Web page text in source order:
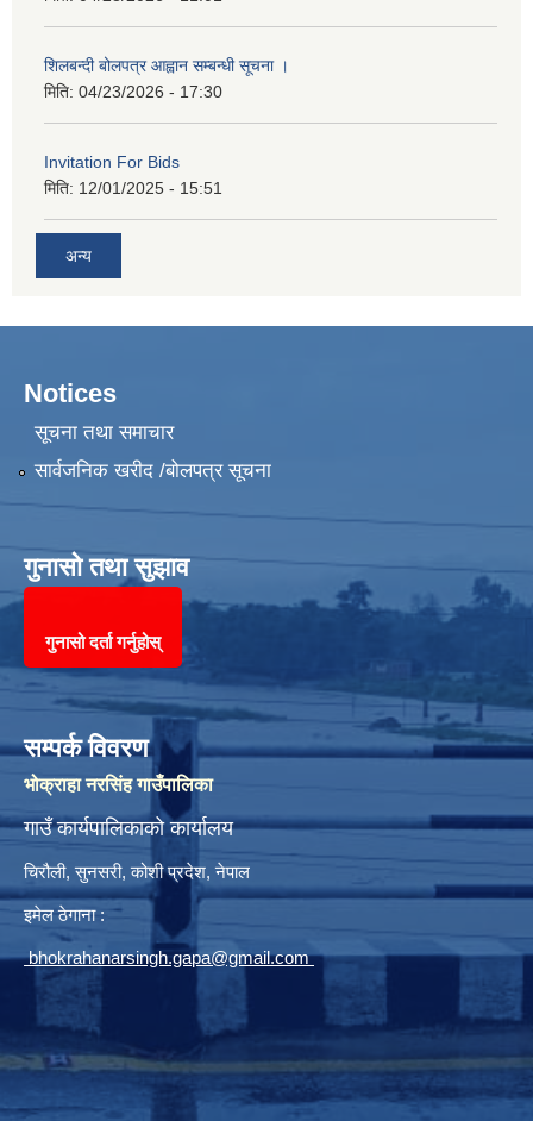
शिलबन्दी बोलपत्र आह्वान सम्बन्धी सूचना ।
मिति: 04/23/2026 - 17:30
Invitation For Bids
मिति: 12/01/2025 - 15:51
अन्य
Notices
सूचना तथा समाचार
सार्वजनिक खरीद /बोलपत्र सूचना
गुनासो तथा सुझाव
गुनासो दर्ता गर्नुहोस्
सम्पर्क विवरण
भोक्राहा नरसिंह गाउँपालिका
गाउँ कार्यपालिकाको कार्यालय
चिरौली, सुनसरी, कोशी प्रदेश, नेपाल
इमेल ठेगाना :
bhokrahanarsingh.gapa@gmail.com